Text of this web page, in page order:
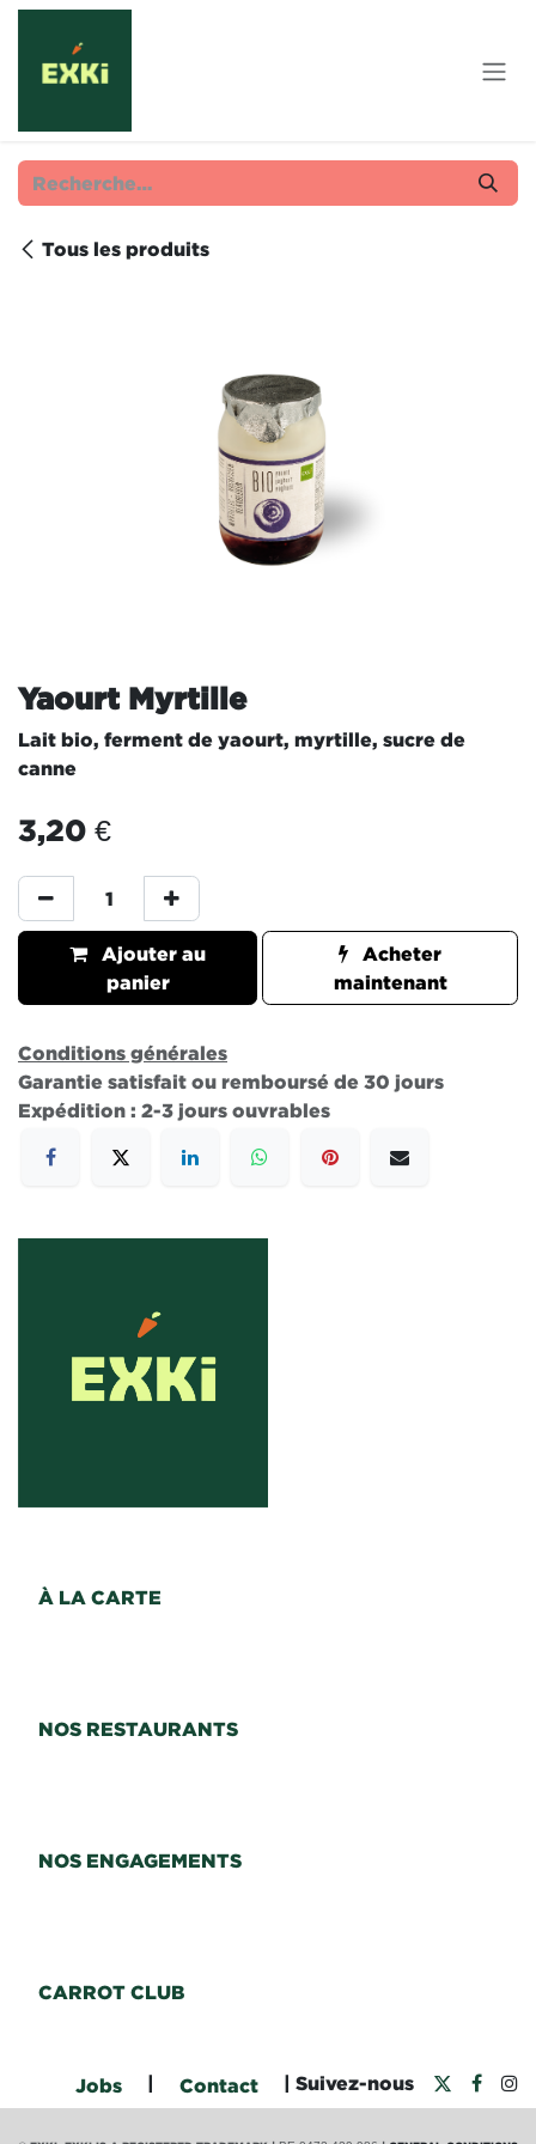
Se rendre au contenu
Tous les produits
Yaourt Myrtille
Lait bio, ferment de yaourt, myrtille, sucre de
canne
3,20 €
Ajouter au
panier
Acheter
maintenant
Conditions générales
Garantie satisfait ou remboursé de 30 jours
Expédition : 2-3 jours ouvrables
À LA CARTE
NOS RESTAURANTS
NOS ENGAGEMENTS
CARROT CLUB
Jobs Contact | Suivez-nous